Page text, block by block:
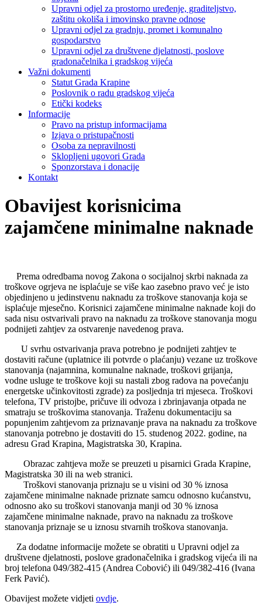
Upravni odjel za prostorno uređenje, graditeljstvo,
zaštitu okoliša i imovinsko pravne odnose
Upravni odjel za gradnju, promet i komunalno
gospodarstvo
Upravni odjel za društvene djelatnosti, poslove
gradonačelnika i gradskog vijeća
Važni dokumenti
Statut Grada Krapine
Poslovnik o radu gradskog vijeća
Etički kodeks
Informacije
Pravo na pristup informacijama
Izjava o pristupačnosti
Osoba za nepravilnosti
Sklopljeni ugovori Grada
Sponzorstava i donacije
Kontakt
Obavijest korisnicima
zajamčene minimalne naknade
Prema odredbama novog Zakona o socijalnoj skrbi naknada za
troškove ogrjeva ne isplaćuje se više kao zasebno pravo već je isto
objedinjeno u jedinstvenu naknadu za troškove stanovanja koja se
isplaćuje mjesečno. Korisnici zajamčene minimalne naknade koji do
sada nisu ostvarivali pravo na naknadu za troškove stanovanja mogu
podnijeti zahtjev za ostvarenje navedenog prava.
U svrhu ostvarivanja prava potrebno je podnijeti zahtjev te
dostaviti račune (uplatnice ili potvrde o plaćanju) vezane uz troškove
stanovanja (najamnina, komunalne naknade, troškovi grijanja,
vodne usluge te troškove koji su nastali zbog radova na povećanju
energetske učinkovitosti zgrade) za posljednja tri mjeseca. Troškovi
telefona, TV pristojbe, pričuve ili odvoza i zbrinjavanja otpada ne
smatraju se troškovima stanovanja. Traženu dokumentaciju sa
popunjenim zahtjevom za priznavanje prava na naknadu za troškove
stanovanja potrebno je dostaviti do 15. studenog 2022. godine, na
adresu Grad Krapina, Magistratska 30, Krapina.
Obrazac zahtjeva može se preuzeti u pisarnici Grada Krapine,
Magistratska 30 ili na web stranici.
Troškovi stanovanja priznaju se u visini od 30 % iznosa
zajamčene minimalne naknade priznate samcu odnosno kućanstvu,
odnosno ako su troškovi stanovanja manji od 30 % iznosa
zajamčene minimalne naknade, pravo na naknadu za troškove
stanovanja priznaje se u iznosu stvarnih troškova stanovanja.
Za dodatne informacije možete se obratiti u Upravni odjel za
društvene djelatnosti, poslove gradonačelnika i gradskog vijeća ili na
broj telefona 049/382-415 (Andrea Cobović) ili 049/382-416 (Ivana
Ferk Pavić).
Obavijest možete vidjeti ovdje.